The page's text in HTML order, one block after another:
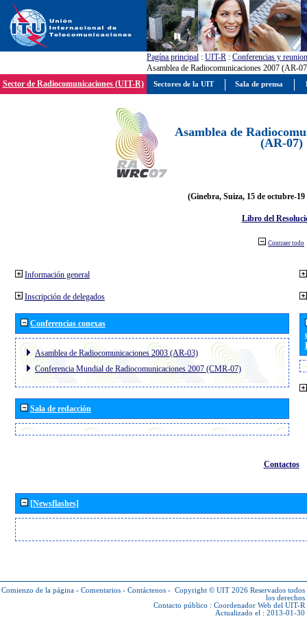
Pagína principal : UIT-R : Conferencias y
Asamblea de Radiocomunicaciones 2007 (AR-
Sector de Radiocomunicaciones (UIT-R)
Asamblea de
(AR-07)
(Ginebra, Suiza, 15 de octubre-19
Libro del
Contraer todo
Información general
Inscripción de delegados
Conferencias conexas
Asamblea de Radiocomunicaciones 2003 (AR-03)
Conferencia Mundial de Radiocomunicaciones 2007 (CMR-07)
Sala de redacción
Contactos
[Newsflashes]
Comienzo de la página - Comentarios - Contáctenos - Copyright © UIT 2026 Reservados todos
los derechos
Contacto público : Coordenador Web del UIT-R
Actualizado el : 2013-01-30
Sectores de la UIT Sala de prensa